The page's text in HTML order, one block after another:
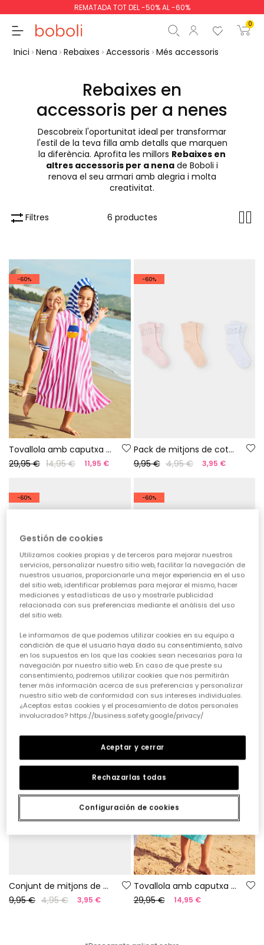
REMATADA TOT DEL -50% AL -60%
0
Subtotal
Total 0,00 €
Continua Començar la
Inici Nena Rebaixes Accessoris Més accessoris
Rebaixes en
accessoris per a nenes
Descobreix l'oportunitat ideal per transformar
l'estil de la teva filla amb detalls que marquen
la diferència. Aprofita les millors Rebaixes en
altres accessoris per a nena de Boboli i
renova el seu armari amb alegria i molta
creativitat.
Filtres 6 productes
-60%
Tovallola amb caputxa de ratlles
29,95 € 14,95 € 11,95 €
-60%
Pack de mitjons de cotó de colors llisos
9,95 € 4,95 € 3,95 €
-60%
Pack mitjons cotó blanc
9,95 € 4,95 € 3,95 €
-60%
9,95 € 4,95 € 3,95 €
-60%
Conjunt de mitjons de cotó amb flors
9,95 € 4,95 € 3,95 €
-50%
Tovallola amb caputxa de cotó tauró
29,95 €
14,95 €
Gestión de cookies
Utilizamos cookies propias y de terceros para mejorar nuestros
servicios, personalizar nuestro sitio web, facilitar la navegación de
nuestros usuarios, proporcionarle una mejor experiencia en el uso
del sitio web, identificar problemas para mejorar el mismo, hacer
mediciones y estadísticas de uso y mostrarle publicidad
relacionada con sus preferencias mediante el análisis del uso
del sitio web.
Le informamos de que podemos utilizar cookies en su equipo a
condición de que el usuario haya dado su consentimiento, salvo
en los supuestos en los que las cookies sean necesarias para la
navegación por nuestro sitio web. En caso de que preste su
consentimiento, podremos utilizar cookies que nos permitirán
tener más información acerca de sus preferencias y personalizar
nuestro sitio web de conformidad con sus intereses individuales.
¿Aceptas estas cookies y el procesamiento de datos personales
involucrados? https://business.safety.google/privacy/
Configuración de cookies
Rechazarlas todas
Aceptar y cerrar